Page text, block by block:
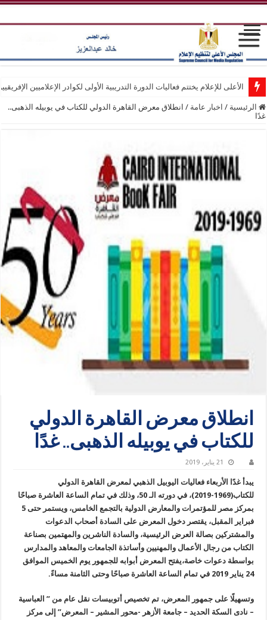
الأعلى للإعلام يختتم فعاليات الدورة التدريبية الأولى لكوادر الإعلاميين
الرئيسية / اخبار عامة / انطلاق معرض القاهرة الدولي للكتاب في يوبيله الذهبى..
غدًا
انطلاق معرض القاهرة الدولي
للكتاب في يوبيله الذهبى.. غدًا
21 يناير، 2019
يبدأ غدًا الأربعاء فعاليات اليوبيل الذهبي لمعرض القاهرة الدولي
للكتاب(1969-2019)، في دورته الـ 50، وذلك في تمام الساعة العاشرة صباحًا
بمركز مصر للمؤتمرات والمعارض الدولية بالتجمع الخامس، ويستمر حتى 5
فبراير المقبل، يقتصر دخول المعرض على السادة أصحاب الدعوات
والمشتركين بصالة العرض الرئيسية، والسادة الناشرين والمهتمين بصناعة
الكتاب من رجال الأعمال والمهنيين وأساتذة الجامعات والمعاهد والمدارس
بواسطة دعوات خاصة،يفتح المعرض أبوابه للجمهور يوم الخميس الموافق
24 يناير 2019 في تمام الساعة العاشرة صباحًا وحتى الثامنة مساءً.
وتسهيلًا على جمهور المعرض، تم تخصيص أتوبيسات نقل عام من ” العباسية
– نادى السكة الحديد – جامعة الأزهر -محور المشير – المعرض” إلى مركز